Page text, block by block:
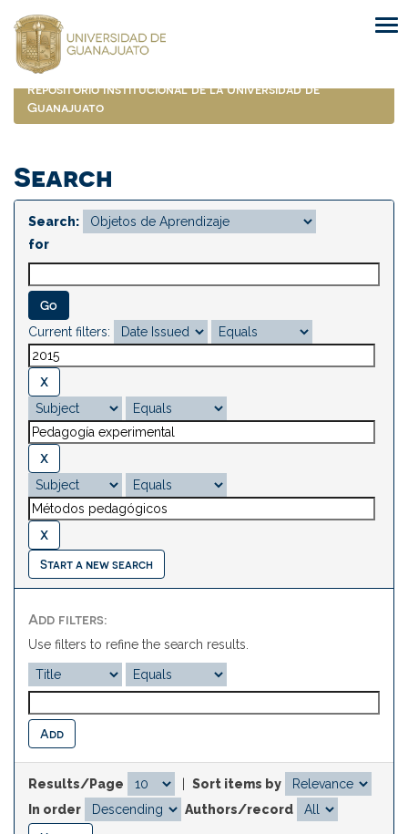
navigation
Repositorio Institucional de la Universidad de
Guanajuato
Search
Search:
for
Current filters:
Start a new search
Add filters:
Use filters to refine the search results.
Results/Page
Sort items by
In order
Authors/record